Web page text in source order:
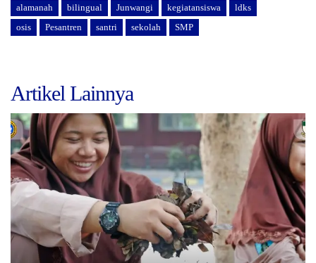
alamanah bilingual Junwangi kegiatansiswa
ldks
osis
Pesantren santri sekolah SMP
Artikel Lainnya